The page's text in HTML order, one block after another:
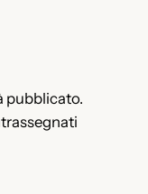
pubblicato.